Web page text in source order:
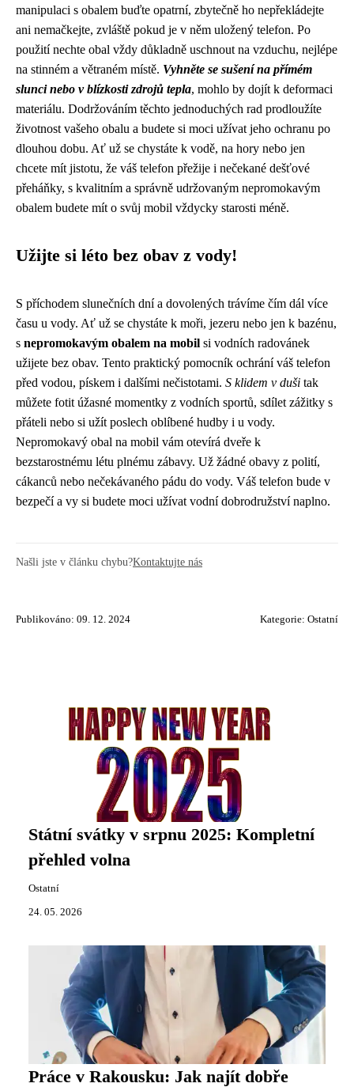
manipulaci s obalem buďte opatrní, zbytečně ho nepřekládejte
ani nemačkejte, zvláště pokud je v něm uložený telefon. Po
použití nechte obal vždy důkladně uschnout na vzduchu, nejlépe
na stinném a větraném místě. Vyhněte se sušení na přímém
slunci nebo v blízkosti zdrojů tepla, mohlo by dojít k deformaci
materiálu. Dodržováním těchto jednoduchých rad prodloužíte
životnost vašeho obalu a budete si moci užívat jeho ochranu po
dlouhou dobu. Ať už se chystáte k vodě, na hory nebo jen
chcete mít jistotu, že váš telefon přežije i nečekané dešťové
přeháňky, s kvalitním a správně udržovaným nepromokavým
obalem budete mít o svůj mobil vždycky starosti méně.
Užijte si léto bez obav z vody!
S příchodem slunečních dní a dovolených trávíme čím dál více
času u vody. Ať už se chystáte k moři, jezeru nebo jen k bazénu,
s nepromokavým obalem na mobil si vodních radovánek
užijete bez obav. Tento praktický pomocník ochrání váš telefon
před vodou, pískem i dalšími nečistotami. S klidem v duši tak
můžete fotit úžasné momentky z vodních sportů, sdílet zážitky s
přáteli nebo si užít poslech oblíbené hudby i u vody.
Nepromokavý obal na mobil vám otevírá dveře k
bezstarostnému létu plnému zábavy. Už žádné obavy z polití,
cákanců nebo nečekávaného pádu do vody. Váš telefon bude v
bezpečí a vy si budete moci užívat vodní dobrodružství naplno.
Našli jste v článku chybu?Kontaktujte nás
Publikováno: 09. 12. 2024 Kategorie: Ostatní
Státní svátky v srpnu 2025: Kompletní
přehled volna
Ostatní
24. 05. 2026
Práce v Rakousku: Jak najít dobře